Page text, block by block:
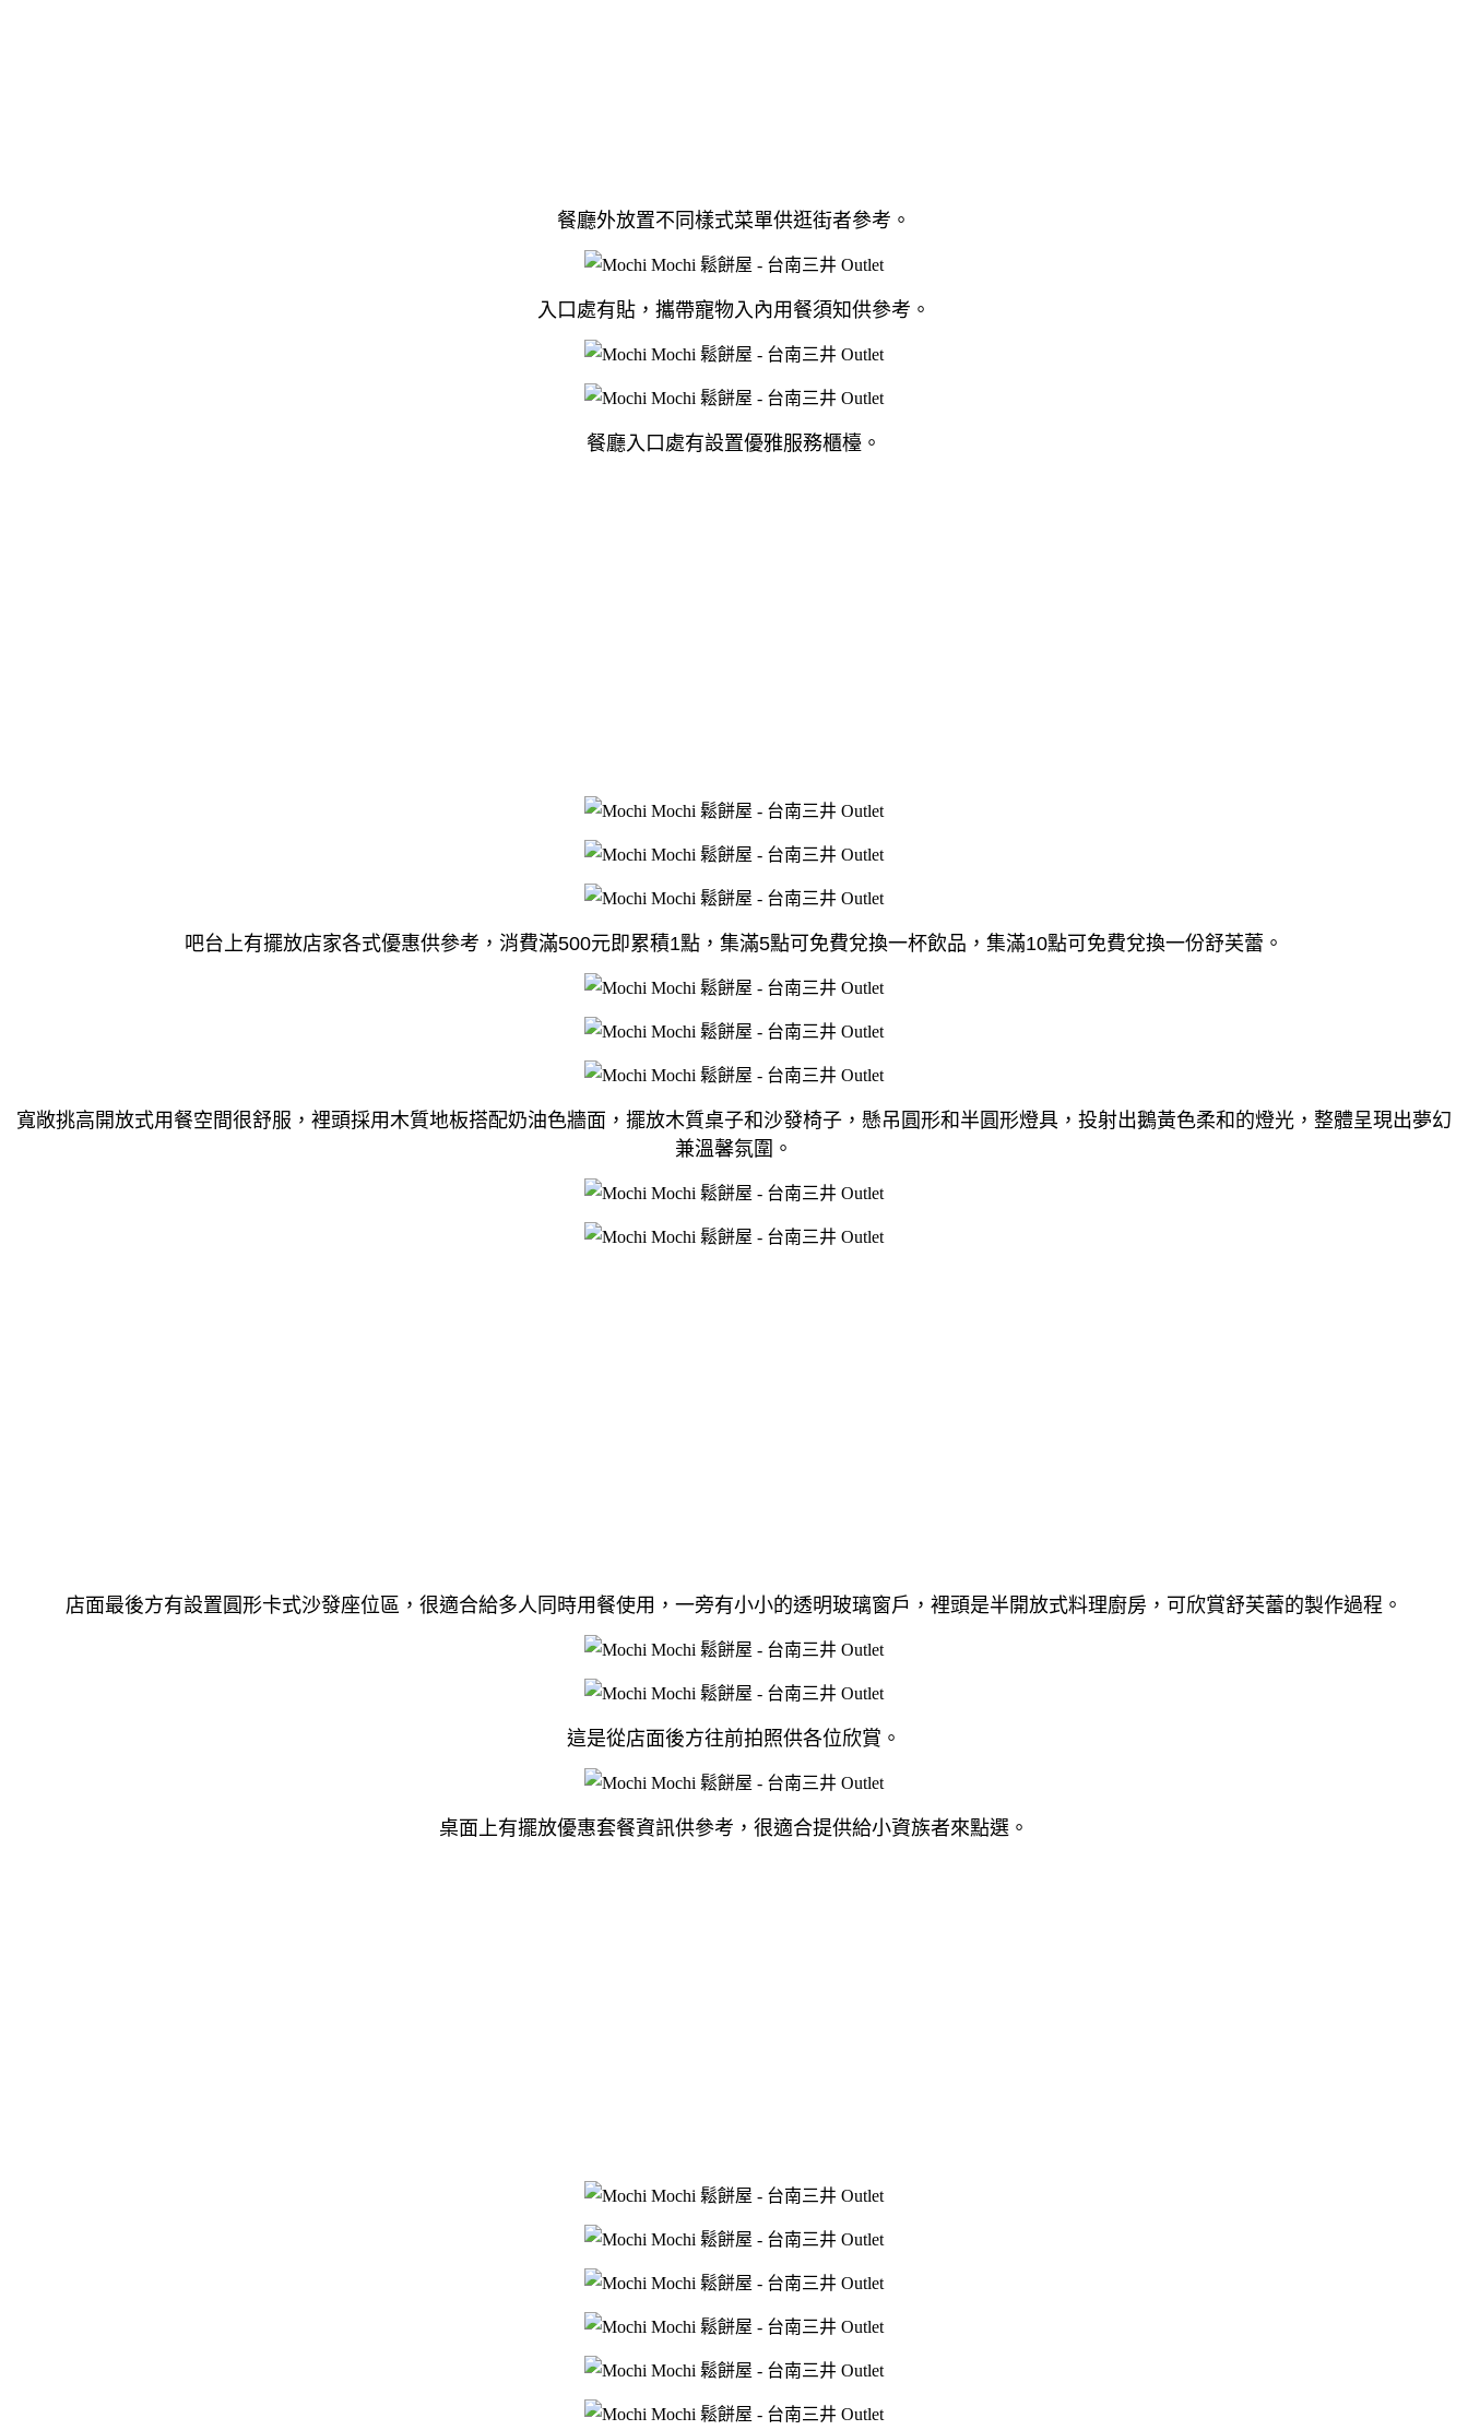
餐廳外放置不同樣式菜單供逛街者參考。
入口處有貼，攜帶寵物入內用餐須知供參考。
餐廳入口處有設置優雅服務櫃檯。
吧台上有擺放店家各式優惠供參考，消費滿500元即累積1點，集滿5點可免費兌換一杯飲品，集滿10點可免費兌換一份舒芙蕾。
寬敞挑高開放式用餐空間很舒服，裡頭採用木質地板搭配奶油色牆面，擺放木質桌子和沙發椅子，懸吊圓形和半圓形燈具，投射出鵝黃色柔和的燈光，整體呈現出夢幻
兼溫馨氛圍。
店面最後方有設置圓形卡式沙發座位區，很適合給多人同時用餐使用，一旁有小小的透明玻璃窗戶，裡頭是半開放式料理廚房，可欣賞舒芙蕾的製作過程。
這是從店面後方往前拍照供各位欣賞。
桌面上有擺放優惠套餐資訊供參考，很適合提供給小資族者來點選。